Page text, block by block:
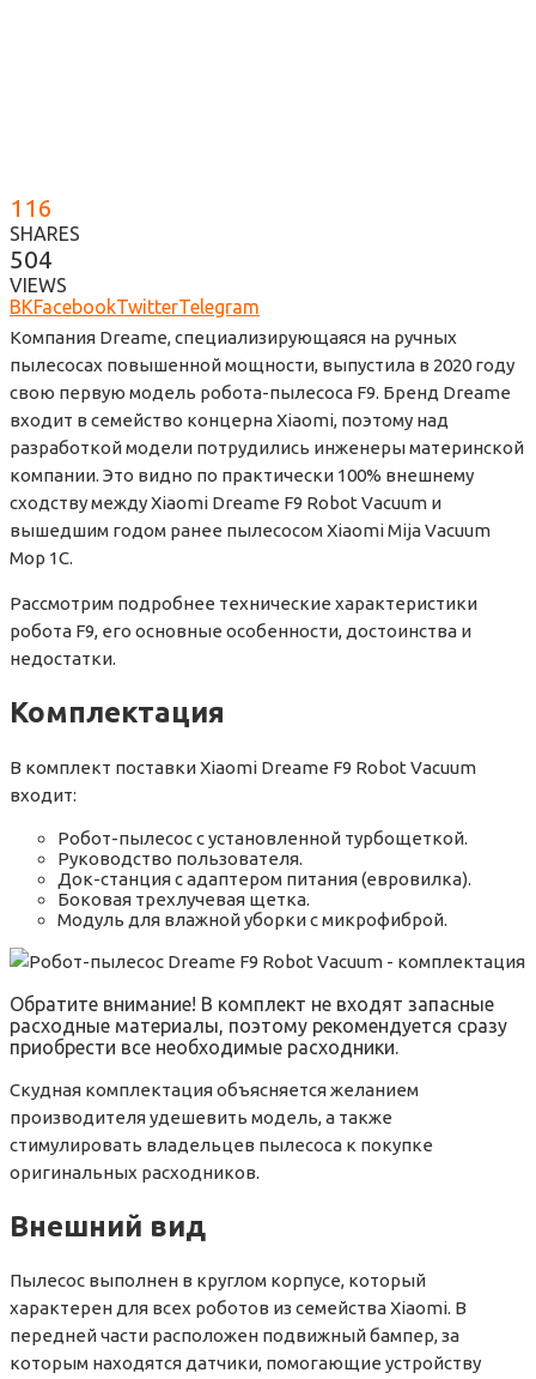
116
SHARES
504
VIEWS
ВКFacebookTwitterTelegram
Компания Dreame, специализирующаяся на ручных
пылесосах повышенной мощности, выпустила в 2020 году
свою первую модель робота-пылесоса F9. Бренд Dreame
входит в семейство концерна Xiaomi, поэтому над
разработкой модели потрудились инженеры материнской
компании. Это видно по практически 100% внешнему
сходству между Xiaomi Dreame F9 Robot Vacuum и
вышедшим годом ранее пылесосом Xiaomi Mija Vacuum
Mop 1C.
Рассмотрим подробнее технические характеристики
робота F9, его основные особенности, достоинства и
недостатки.
Комплектация
В комплект поставки Xiaomi Dreame F9 Robot Vacuum
входит:
Робот-пылесос с установленной турбощеткой.
Руководство пользователя.
Док-станция с адаптером питания (евровилка).
Боковая трехлучевая щетка.
Модуль для влажной уборки с микрофиброй.
Обратите внимание! В комплект не входят запасные
расходные материалы, поэтому рекомендуется сразу
приобрести все необходимые расходники.
Скудная комплектация объясняется желанием
производителя удешевить модель, а также
стимулировать владельцев пылесоса к покупке
оригинальных расходников.
Внешний вид
Пылесос выполнен в круглом корпусе, который
характерен для всех роботов из семейства Xiaomi. В
передней части расположен подвижный бампер, за
которым находятся датчики, помогающие устройству